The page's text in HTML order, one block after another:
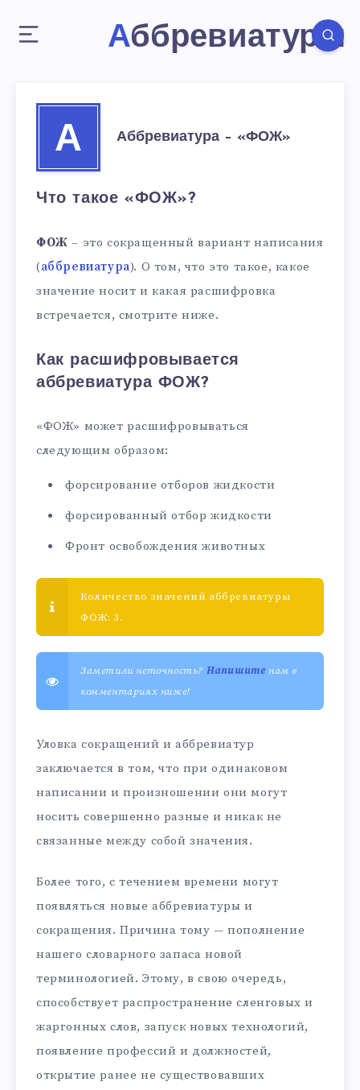
Аббревиатуры
А Аббревиатура – «ФОЖ»
Что такое «ФОЖ»?
ФОЖ – это сокращенный вариант написания
(аббревиатура). О том, что это такое, какое
значение носит и какая расшифровка
встречается, смотрите ниже.
Как расшифровывается
аббревиатура ФОЖ?
«ФОЖ» может расшифровываться
следующим образом:
форсирование отборов жидкости
форсированный отбор жидкости
Фронт освобождения животных
Количество значений аббревиатуры
ФОЖ: 3.
Заметили неточность? Напишитенам в
комментариях ниже!
Уловка сокращений и аббревиатур
заключается в том, что при одинаковом
написании и произношении они могут
носить совершенно разные и никак не
связанные между собой значения.
Более того, с течением времени могут
появляться новые аббревиатуры и
сокращения. Причина тому — пополнение
нашего словарного запаса новой
терминологией. Этому, в свою очередь,
способствует распространение сленговых и
жаргонных слов, запуск новых технологий,
появление профессий и должностей,
открытие ранее не существовавших